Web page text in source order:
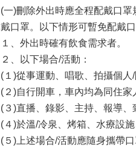
(一)刪除外出時應全程配戴口
戴口罩。以下情形可暫免配戴口
１、外出時確有飲食需求者。
２、以下場合/活動：
(１)從事運動、唱歌、拍攝個人/
(２)自行開車，車內均為同住家
(３)直播、錄影、主持、報導
(４)於溫/冷泉、烤箱、水療設
(５)上述場合/活動應隨身攜帶